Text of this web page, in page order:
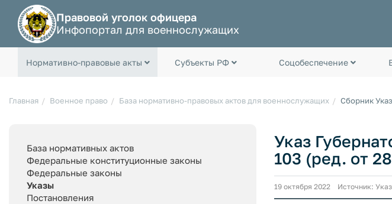
Правовой уголок офицера
Инфопортал для военнослужащих
Нормативно-правовые акты Субъекты РФ Соцобеспечение
Главная Военное право База нормативно-правовых актов для военнослужащих Сборник
База нормативных актов
Федеральные конституционные законы
Федеральные законы
Указы
Постановления
Указ
103 (ред. от
19 октября 2022 Источник: